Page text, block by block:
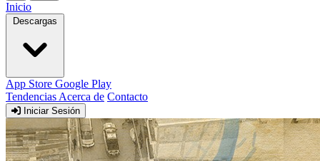
Inicio
Descargas
App Store Google Play
Tendencias Acerca de Contacto
Iniciar Sesión